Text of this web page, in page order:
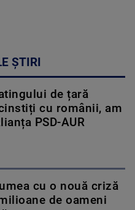
ȘTIRI
de țară
cu românii, am
PSD-AUR
cu o nouă criză
de oameni